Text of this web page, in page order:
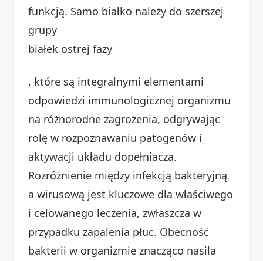
funkcją. Samo białko należy do szerszej
grupy
białek ostrej fazy
, które są integralnymi elementami
odpowiedzi immunologicznej organizmu
na różnorodne zagrożenia, odgrywając
rolę w rozpoznawaniu patogenów i
aktywacji układu dopełniacza.
Rozróżnienie między infekcją bakteryjną
a wirusową jest kluczowe dla właściwego
i celowanego leczenia, zwłaszcza w
przypadku zapalenia płuc. Obecność
bakterii w organizmie znacząco nasila